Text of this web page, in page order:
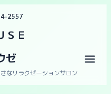
2557
ＳＥ
ゼ
なリラクゼーションサロン